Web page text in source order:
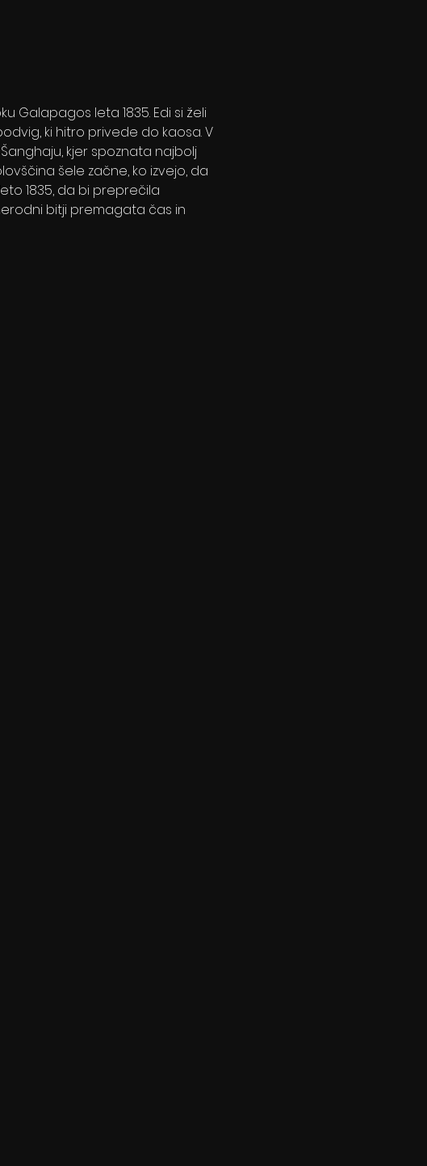
Galapagos leta 1835. Edi si želi
ki hitro privede do kaosa. V
kjer spoznata najbolj
šele začne, ko izvejo, da
1835, da bi preprečila
bitji premagata čas in